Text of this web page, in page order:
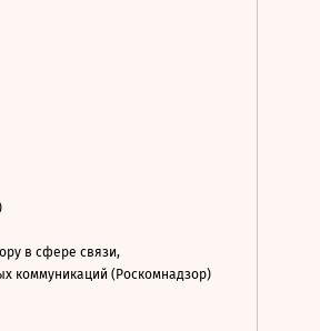
в сфере связи,
коммуникаций (Роскомнадзор)